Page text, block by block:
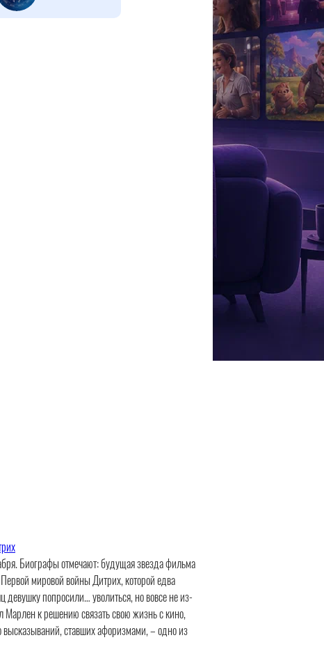
Биографы отмечают: будущая звезда фильма
мировой войны Дитрих, которой едва
девушку попросили… уволиться, но вовсе не из-
Марлен к решению связать свою жизнь с кино,
высказываний, ставших афоризмами, – одно из